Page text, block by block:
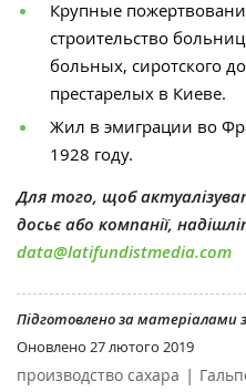
Крупные
строительство
больных, сиротского
престарелых в Киеве.
Жил в эмиграции во
1928 году.
Для того, щоб
досьє або компанії,
data@latifundistmedia.com
Підготовлено за матеріалами
Оновлено 27 лютого 2019
производство сахара |